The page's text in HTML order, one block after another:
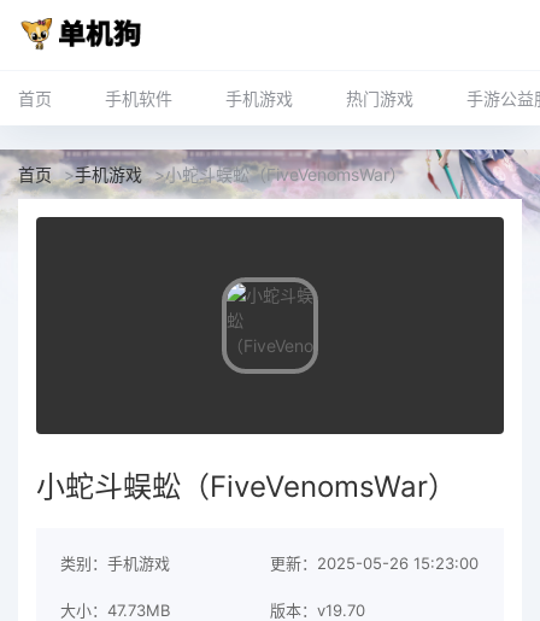
首页 手机软件 手机游戏 热门游戏 手游公益
首页 >手机游戏 >小蛇斗蜈蚣（FiveVenomsWar）
小蛇斗蜈蚣（FiveVenomsWar）
类别：手机游戏 更新：2025-05-26 15:23:00
大小：47.73MB 版本：v19.70